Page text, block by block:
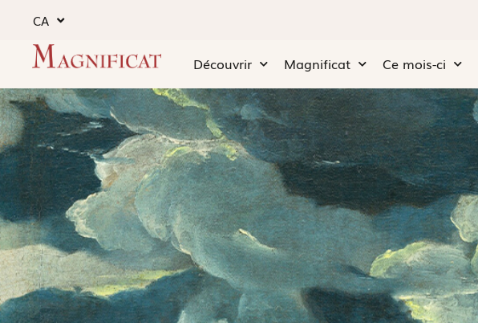
CA
Découvrir Magnificat Ce mois-ci